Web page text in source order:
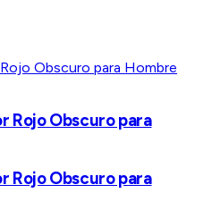
Rojo Obscuro para
Rojo Obscuro para